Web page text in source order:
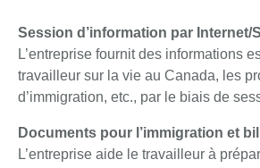
Session d’information par Internet/
L’entreprise fournit des informations
travailleur sur la vie au Canada, les
d’immigration, etc., par le biais de
Documents pour l’immigration et
L’entreprise aide le travailleur à